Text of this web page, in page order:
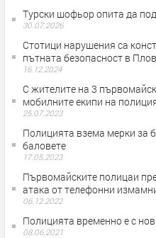
Турски шофьор опита да
30.07.2026
Стотици нарушения са
пътната безопасност в
16.12.2024
С жителите на 3
мобилните екипи на
25.07.2023
Полицията взема мерки за
баловете
17.05.2023
Първомайските полицаи
атака от телефонни
06.12.2022
Полицията временно е с
08.06.2021